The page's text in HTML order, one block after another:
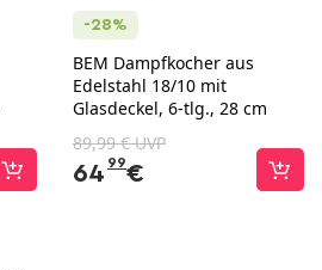
-28%
BEM Dampfkocher aus
Edelstahl 18/10 mit
Glasdeckel, 6-tlg., 28 cm
89,99 € UVP
64 99€